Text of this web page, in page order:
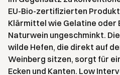
EU-Bio-zertifizierten
Klärmittel wie Gelatine oder
Naturwein ungeschminkt.
wilde Hefen, die direkt auf
Weinberg sitzen, sorgt für
Ecken und Kanten. Low